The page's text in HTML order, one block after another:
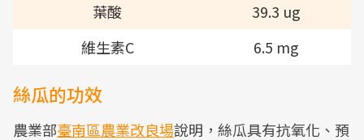
葉酸
39.3 ug
維生素C
6.5 mg
絲瓜的功效
農業部臺南區農業改良場說明，絲瓜具有抗氧化、預